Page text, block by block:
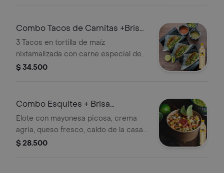
Combo Tacos de Carnitas +Brisa
Sabor Maracuyá 600ml
3 Tacos en tortilla de maíz
nixtamalizada con carne especial de
cerdo, (carnitas) guacamole, mix de
$ 34.500
Combo Esquites + Brisa
Saborizada Maracuyá 600ml
Elote con mayonesa picosa, crema
agria, queso fresco, caldo de la casa,
tajín y cebollas encurtidas. + Agua
$ 28.500